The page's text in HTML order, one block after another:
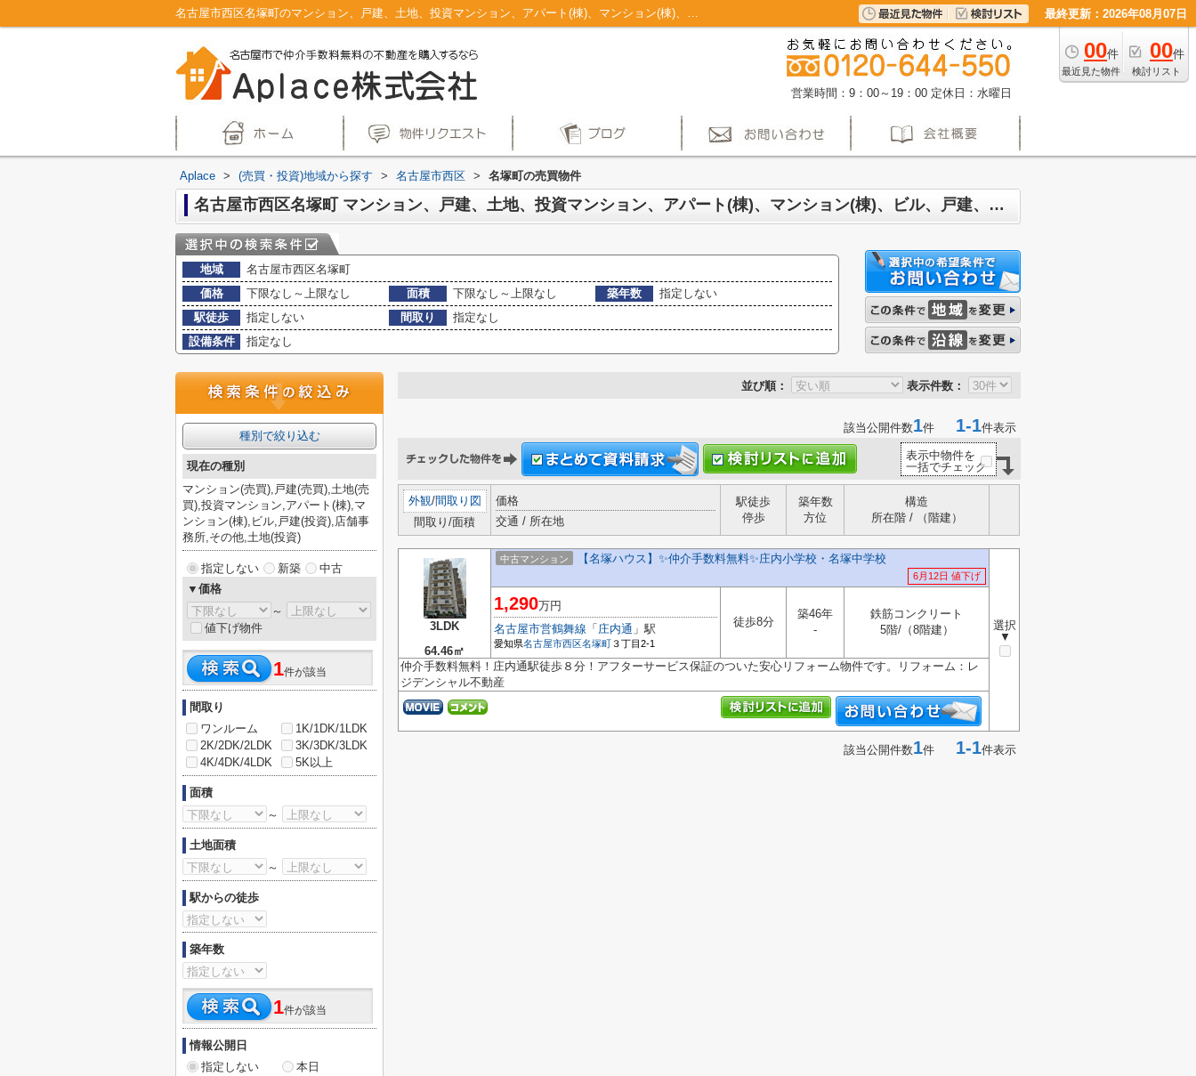
名古屋市西区名塚町のマンション、戸建、土地、投資マンション、アパート(棟)、マンション(棟)、ビル、戸建、店舗事務所、その他、土地一覧｜仲介手数料無料！名古屋市で新築戸建てを探すならAplace 最終更新：2026年08月07日
00件
最近見た物件
00件
検討リスト
営業時間：9：00～19：00 定休日：水曜日
Aplace > (売買・投資)地域から探す > 名古屋市西区 > 名塚町の売買物件
名古屋市西区名塚町 マンション、戸建、土地、投資マンション、アパート(棟)、マンション(棟)、ビル、戸建、店舗事務所、その他、土地一覧
地域
名古屋市西区名塚町
価格
下限なし～上限なし 面積 下限なし～上限なし 築年数
指定しない
駅徒歩
指定しない 間取り
指定なし
設備条件
指定なし
並び順： 表示件数：
該当公開件数1件 1-1件表示
表示中物件を
一括でチェック
外観/間取り図
間取り/面積
価格
交通 / 所在地
駅徒歩
停歩
築年数
方位
構造
所在階 / （階建）
3LDK
64.46㎡
中古マンション 【名塚ハウス】✨️仲介手数料無料✨️庄内小学校・名塚中学校
6月12日 値下げ
選択
▼
1,290万円
名古屋市営鶴舞線 「 庄内通 」駅
愛知県名古屋市西区名塚町３丁目2-1
徒歩8分
築46年
-
鉄筋コンクリート
5階/（8階建）
仲介手数料無料！庄内通駅徒歩８分！アフターサービス保証のついた安心リフォーム物件です。リフォーム：レ
ジデンシャル不動産
該当公開件数1件 1-1件表示
種別で絞り込む
現在の種別
マンション(売買),戸建(売買),土地(売
買),投資マンション,アパート(棟),マ
ンション(棟),ビル,戸建(投資),店舗事
務所,その他,土地(投資)
指定しない 新築
中古
▼価格
～
値下げ物件
1件が該当
間取り
ワンルーム
1K/1DK/1LDK
2K/2DK/2LDK
3K/3DK/3LDK
4K/4DK/4LDK
5K以上
面積
～
土地面積
～
駅からの徒歩
築年数
1件が該当
情報公開日
指定しない
本日